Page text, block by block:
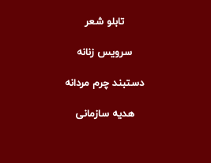
تابلو شعر
سرویس زنانه
دستبند چرم مردانه
هدیه سازمانی